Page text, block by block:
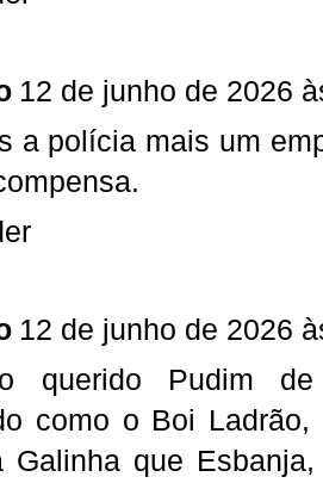
12 de junho de 2026
a polícia mais um
12 de junho de 2026
querido Pudim de
como o Boi
Galinha que